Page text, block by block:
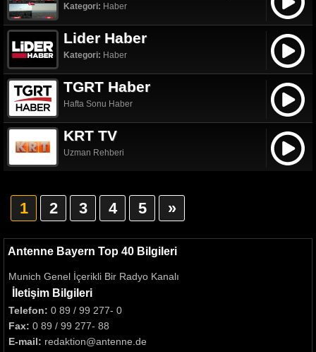
Kategori: Haber
Lider Haber
Kategori: Haber
TGRT Haber
Hafta Sonu Haber
KRT TV
Uzman Rehberi
1 2 3 4 5 »
Antenne Bayern Top 40 Bilgileri
Munich Genel İçerikli Bir Radyo Kanalı
İletişim Bilgileri
Telefon: 0 89 / 99 277- 0
Fax: 0 89 / 99 277- 88
E-mail: redaktion@antenne.de